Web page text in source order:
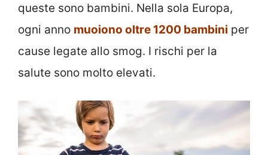
queste sono bambini. Nella sola Europa,
ogni anno muoiono oltre 1200 bambini per
cause legate allo smog. I rischi per la
salute sono molto elevati.